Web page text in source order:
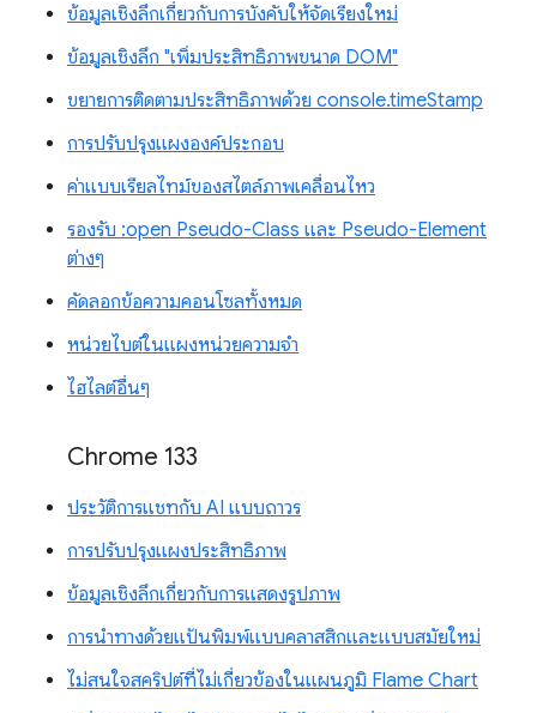
ข้อมูลเชิงลึกเกี่ยวกับการบังคับให้จัดเรียงใหม่
ข้อมูลเชิงลึก "เพิ่มประสิทธิภาพขนาด DOM"
ขยายการติดตามประสิทธิภาพด้วย console.timeStamp
การปรับปรุงแผงองค์ประกอบ
ค่าแบบเรียลไทม์ของสไตล์ภาพเคลื่อนไหว
รองรับ :open Pseudo-Class และ Pseudo-Element
ต่างๆ
คัดลอกข้อความคอนโซลทั้งหมด
หน่วยไบต์ในแผงหน่วยความจำ
ไฮไลต์อื่นๆ
Chrome 133
ประวัติการแชทกับ AI แบบถาวร
การปรับปรุงแผงประสิทธิภาพ
ข้อมูลเชิงลึกเกี่ยวกับการแสดงรูปภาพ
การนำทางด้วยแป้นพิมพ์แบบคลาสสิกและแบบสมัยใหม่
ไม่สนใจสคริปต์ที่ไม่เกี่ยวข้องในแผนภูมิ Flame Chart